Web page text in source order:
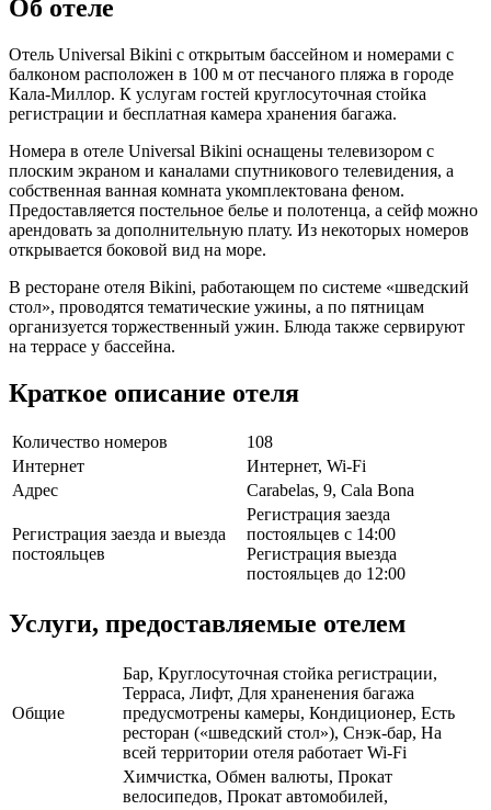
Об отеле
Отель Universal Bikini с открытым бассейном и номерами с
балконом расположен в 100 м от песчаного пляжа в городе
Кала-Миллор. К услугам гостей круглосуточная стойка
регистрации и бесплатная камера хранения багажа.
Номера в отеле Universal Bikini оснащены телевизором с
плоским экраном и каналами спутникового телевидения, а
собственная ванная комната укомплектована феном.
Предоставляется постельное белье и полотенца, а сейф можно
арендовать за дополнительную плату. Из некоторых номеров
открывается боковой вид на море.
В ресторане отеля Bikini, работающем по системе «шведский
стол», проводятся тематические ужины, а по пятницам
организуется торжественный ужин. Блюда также сервируют
на террасе у бассейна.
Краткое описание отеля
Количество номеров
108
Интернет
Интернет, Wi-Fi
Адрес
Carabelas, 9, Cala Bona
Регистрация заезда и выезда
постояльцев
Регистрация заезда
постояльцев с 14:00
Регистрация выезда
постояльцев до 12:00
Услуги, предоставляемые отелем
Общие
Бар, Круглосуточная стойка регистрации,
Терраса, Лифт, Для храненения багажа
предусмотрены камеры, Кондиционер, Есть
ресторан («шведский стол»), Снэк-бар, На
всей территории отеля работает Wi-Fi
Химчистка, Обмен валюты, Прокат
велосипедов, Прокат автомобилей,